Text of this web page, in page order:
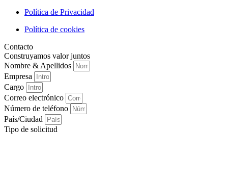
Política de Privacidad
Política de cookies
Contacto
Construyamos valor juntos
Nombre & Apellidos
Empresa
Cargo
Correo electrónico
Número de teléfono
País/Ciudad
Tipo de solicitud